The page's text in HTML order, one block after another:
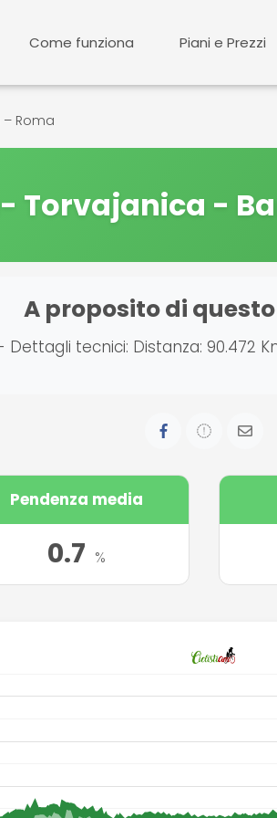
Come funziona Piani e Prezzi
Roma
Torvajanica -
A proposito di
tecnici: Distanza: 90.472
Pendenza media
0.7 %